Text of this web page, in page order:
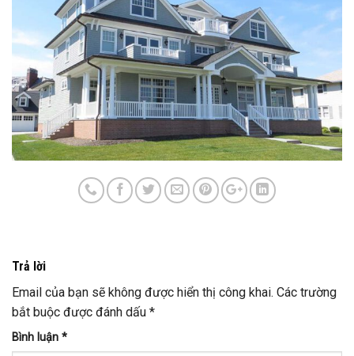
Trả lời
Email của bạn sẽ không được hiển thị công khai. Các trường
bắt buộc được đánh dấu *
Bình luận *